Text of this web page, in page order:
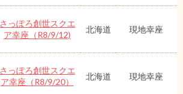
さっぽろ創世スクエ
ア幸座（R8/9/12)
北海道 現地幸座
さっぽろ創世スクエ
ア幸座（R8/9/20）
北海道 現地幸座